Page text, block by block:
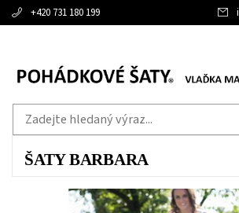
+420 731 180 199
ŠATY BARBARA